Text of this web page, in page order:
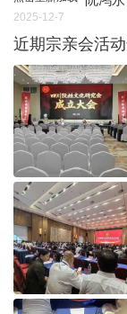
2025-12-7
近期宗亲会活